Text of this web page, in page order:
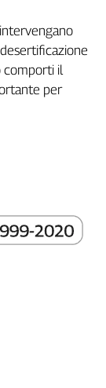
comporti il
per